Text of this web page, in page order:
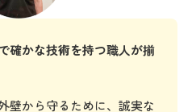
確かな技術を持つ職人が揃
壁から守るために、誠実な